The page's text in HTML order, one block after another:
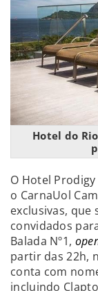
Hotel do
O Hotel
o CarnaUol
exclusivas, que
convidados
Balada Nº1,
partir das 22h,
conta com
incluindo